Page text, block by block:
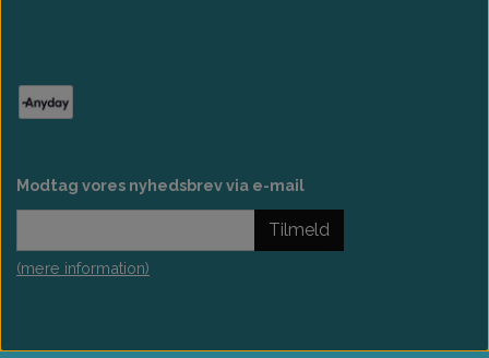
Modtag vores nyhedsbrev via e-mail
Tilmeld
(mere information)